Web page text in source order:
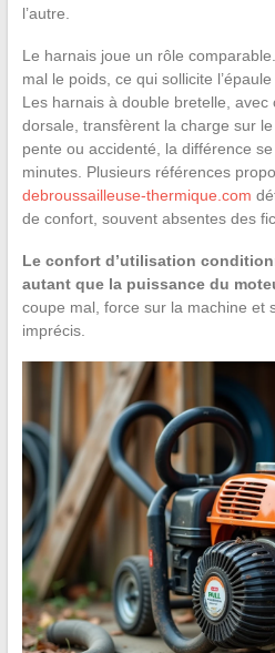
l’autre.
Le harnais joue un rôle
mal le poids, ce qui sollicite
Les harnais à double bretelle,
dorsale, transfèrent la charge sur
pente ou accidenté, la différence
minutes. Plusieurs références
debroussailleuse-thermique.com
de confort, souvent absentes des
Le confort d’utilisation
autant que la puissance du
coupe mal, force sur la machine et
imprécis.